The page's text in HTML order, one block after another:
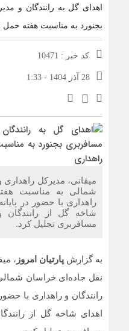
تجربه حضور در کانون ارزیابی
فراخوان ملی جشنواره هنری
رقابت هنرمندان با محوریت
آگهی فراخوان مناقصه شرکت
خراسان شمالی
آگهی عمومی یک مرحله ای همزمان
هنرنمایی هنرمندان هنرهای
درغرفه باید برخاست
اهدای گل به رانندگان و
بجنورد به مناسبت هفته حمل
کد خبر : 10471
28 آذر 1404 - 1:33
میقانی، مدیرکل
شمالی به مناسبت
راهداری با حضور در
شاخه گل از
مسافربری تجلیل کرد.
به گزارشپارتیان امروز ،
نقل جاده‌ای خراسان
رانندگان و راهداری با
اهدای شاخه گل از